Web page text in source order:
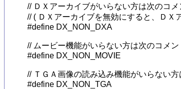
// ＤＸアーカイブがいらない方は次のコ
// ( ＤＸアーカイブを無効にすると、Ｄ
#define DX_NON_DXA
// ムービー機能がいらない方は次のコメ
#define DX_NON_MOVIE
// ＴＧＡ画像の読み込み機能がいらない
#define DX_NON_TGA